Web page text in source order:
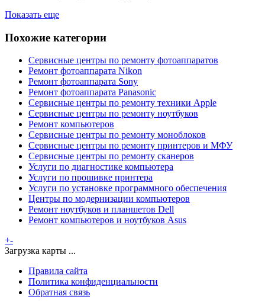
Показать еще
Похожие категории
Сервисные центры по ремонту фотоаппаратов
Ремонт фотоаппарата Nikon
Ремонт фотоаппарата Sony
Ремонт фотоаппарата Panasonic
Сервисные центры по ремонту техники Apple
Сервисные центры по ремонту ноутбуков
Ремонт компьютеров
Сервисные центры по ремонту моноблоков
Сервисные центры по ремонту принтеров и МФУ
Сервисные центры по ремонту сканеров
Услуги по диагностике компьютера
Услуги по прошивке принтера
Услуги по установке программного обеспечения
Центры по модернизации компьютеров
Ремонт ноутбуков и планшетов Dell
Ремонт компьютеров и ноутбуков Asus
+-
Загрузка карты ...
Правила сайта
Политика конфиденциальности
Обратная связь